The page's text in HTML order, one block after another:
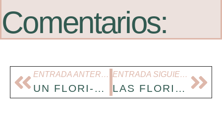
Comentarios:
ENTRADA ANTERIOR
UN FLORI-VIDEO: EL JARDÍN FLOTANTE
ENTRADA SIGUIENTE
LAS FLORIFOTOS DEL VERANO 2015 EN INSTAGRAM